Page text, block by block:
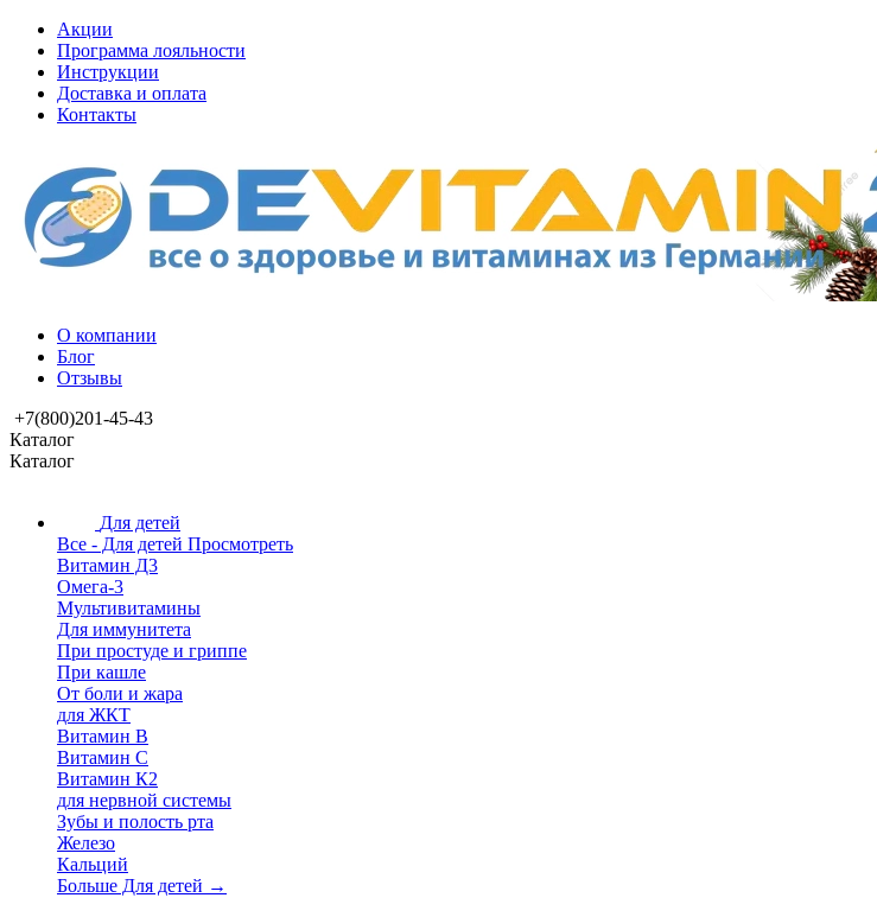
Акции
Программа лояльности
Инструкции
Доставка и оплата
Контакты
О компании
Блог
Отзывы
+7(800)201-45-43
Каталог
Каталог
Для детей
Все - Для детей Просмотреть
Витамин Д3
Омега-3
Мультивитамины
Для иммунитета
При простуде и гриппе
При кашле
От боли и жара
для ЖКТ
Витамин В
Витамин С
Витамин К2
для нервной системы
Зубы и полость рта
Железо
Кальций
Больше Для детей →